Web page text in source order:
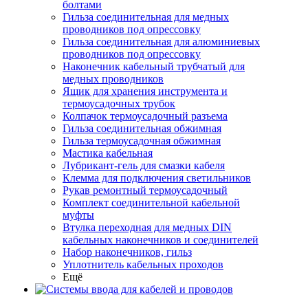
болтами
Гильза соединительная для медных
проводников под опрессовку
Гильза соединительная для алюминиевых
проводников под опрессовку
Наконечник кабельный трубчатый для
медных проводников
Ящик для хранения инструмента и
термоусадочных трубок
Колпачок термоусадочный разъема
Гильза соединительная обжимная
Гильза термоусадочная обжимная
Мастика кабельная
Лубрикант-гель для смазки кабеля
Клемма для подключения светильников
Рукав ремонтный термоусадочный
Комплект соединительной кабельной
муфты
Втулка переходная для медных DIN
кабельных наконечников и соединителей
Набор наконечников, гильз
Уплотнитель кабельных проходов
Ещё